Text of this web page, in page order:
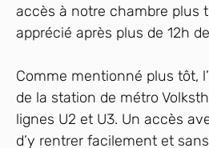
accès à notre chambre plus
apprécié après plus de 12h
Comme mentionné plus tôt,
de la station de métro
lignes U2 et U3. Un accès
d’y rentrer facilement et